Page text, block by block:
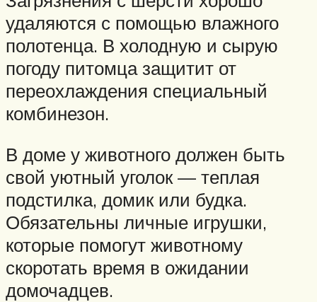
удаляются с помощью влажного
полотенца. В холодную и сырую
погоду питомца защитит от
переохлаждения специальный
комбинезон.
В доме у животного должен быть
свой уютный уголок — теплая
подстилка, домик или будка.
Обязательны личные игрушки,
которые помогут животному
скоротать время в ожидании
домочадцев.